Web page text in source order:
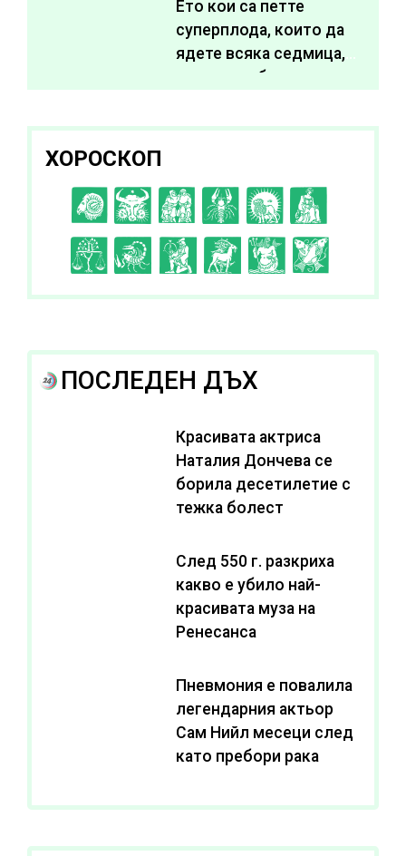
Ето кои са петте
суперплода, които да
ядете всяка седмица,
за да подобрите
ХОРОСКОП
C D EFGH
I J K L A B
ПОСЛЕДЕН ДЪХ
Красивата актриса
Наталия Дончева се
борила десетилетие с
тежка болест
След 550 г. разкриха
какво е убило най-
красивата муза на
Ренесанса
Пневмония е повалила
легендарния актьор
Сам Нийл месеци след
като пребори рака